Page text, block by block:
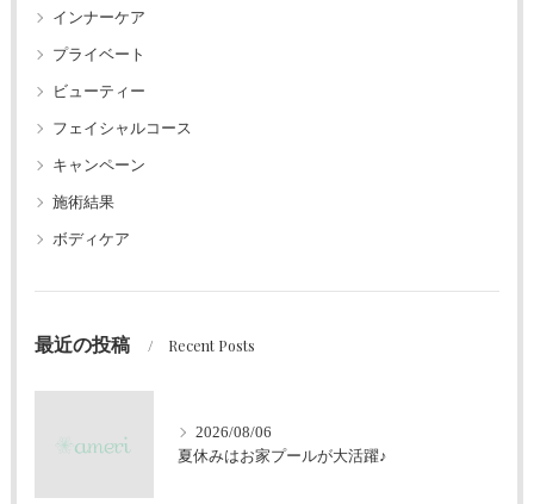
インナーケア
プライベート
ビューティー
フェイシャルコース
キャンペーン
施術結果
ボディケア
最近の投稿 Recent Posts
2026/08/06
夏休みはお家プールが大活躍♪